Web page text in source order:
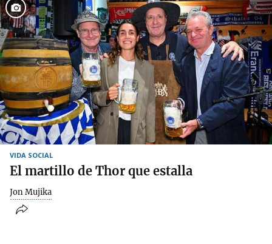
VIDA SOCIAL
El martillo de Thor que estalla
Jon Mujika